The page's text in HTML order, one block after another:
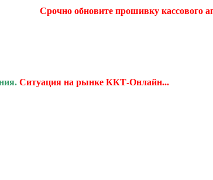
Срочно обновите прошивку кассового
Ситуация на рынке ККТ-Онлайн...